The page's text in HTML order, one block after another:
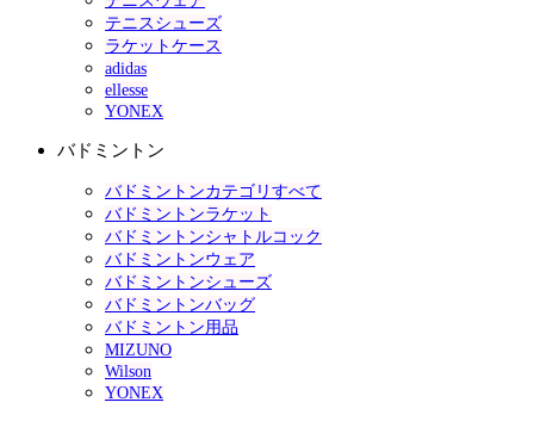
テニスシューズ
ラケットケース
adidas
ellesse
YONEX
バドミントン
バドミントンカテゴリすべて
バドミントンラケット
バドミントンシャトルコック
バドミントンウェア
バドミントンシューズ
バドミントンバッグ
バドミントン用品
MIZUNO
Wilson
YONEX